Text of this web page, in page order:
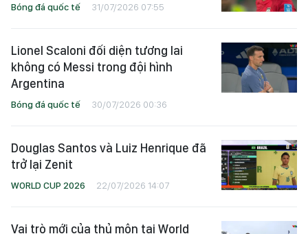
Bóng đá quốc tế 31/07/2026 07:55
Lionel Scaloni đối diện tương lai
không có Messi trong đội hình
Argentina
Bóng đá quốc tế 30/07/2026 00:36
Douglas Santos và Luiz Henrique đã
trở lại Zenit
WORLD CUP 2026 22/07/2026 14:07
Vai trò mới của thủ môn tại World